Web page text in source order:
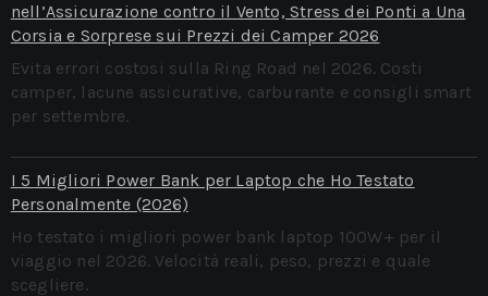
nell’Assicurazione contro il Vento, Stress dei Ponti a Una
Corsia e Sorprese sui Prezzi dei Camper 2026
Evita errori costosi sulla Ring Road nel 2026. Costi
camper, lacune assicurative, carburante e consigli smart
per settembre.
I 5 Migliori Power Bank per Laptop che Ho Testato
Personalmente (2026)
Ho testato i migliori power bank laptop 100W+ per il
viaggio nel 2026. Velocità reali, peso, prezzi e quale
scegliere.